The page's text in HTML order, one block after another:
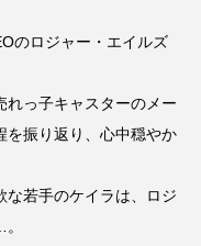
ジェクト関西学院
のロジャー・エイルズ
れっ子キャスターのメー
を振り返り、心中穏やか
な若手のケイラは、ロジ